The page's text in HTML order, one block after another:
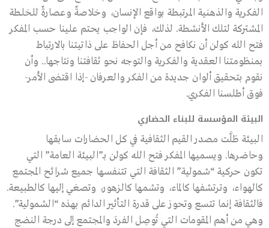
الفكرية والذهنية المرتبطة بواقع الإنسان، وخلاصةٌ وعصارةٌ للخلطة
المشتركة لتلك الأنشطة. لذلك، فإن الواجب يحتم علينا حسب المفكر
فتح الله كولن أن نكافح من أجل الحفاظ على ذاتيتنا بالارتباط
بمنظومتنا العقدية والفكرية والتوجه نحو ثقافتنا ونتاجها.. وأن
نقوم بتحقيق ألوان جديدة من الفكر والعرفان -إذا اقتضى الأمر-
فوق أطلسنا الفكري.
البيئة المؤسسة للبناء الحضاري
البيئة ظلَّت مصدر القيم الثقافية في كل الحضارات سابقها
وحاضرها. ويسميها المفكر فتح الله كولن بــ”البيئة العامة” التي
تكون حركية “شمولية” الثقافة التي تتنفسها جميع شرائح المجتمع
كالهواء، وترتشفها كالماء، وتشمها كالزهور، وتصغي إليها كالطبيعة.
فالثقافة إنما تتسع وتحوز على قدرة التأثير الدائم بهذه “الشمولية”.
وهي من أهم المقومات التي تُوصِل الفردَ والمجتمع إلى درجة النضج